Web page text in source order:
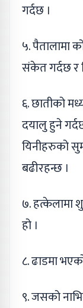
गर्दछ ।
५. पैतालामा
संकेत गर्दछ र
६. छातीको
दयालु हुने
यिनीहरुको
बढीरहन्छ ।
७. हत्केलामा
हो ।
८. ढाडमा
९. जसको